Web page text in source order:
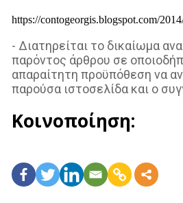
https://contogeorgis.blogspot.com/
- Διατηρείται το δικαίωμα
παρόντος άρθρου σε
απαραίτητη προϋπόθεση να
παρούσα ιστοσελίδα και ο
Κοινοποίηση: